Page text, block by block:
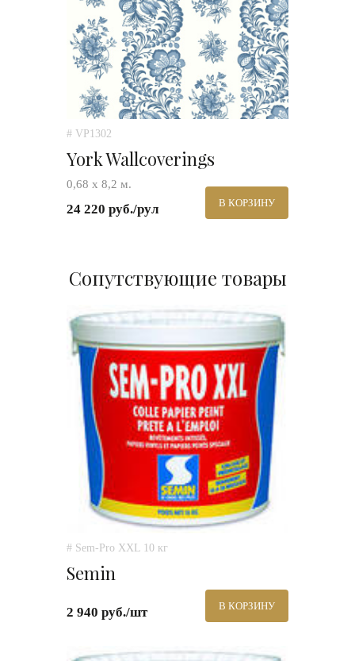
# VP1302
York Wallcoverings
0,68 х 8,2 м.
24 220 руб./рул В КОРЗИНУ
Сопутствующие товары
# Sem-Pro XXL 10 кг
Semin
2 940 руб./шт В КОРЗИНУ